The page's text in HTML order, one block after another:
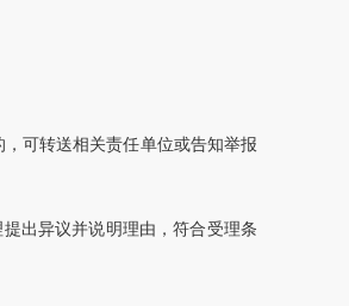
可转送相关责任单位或告知举报
出异议并说明理由，符合受理条